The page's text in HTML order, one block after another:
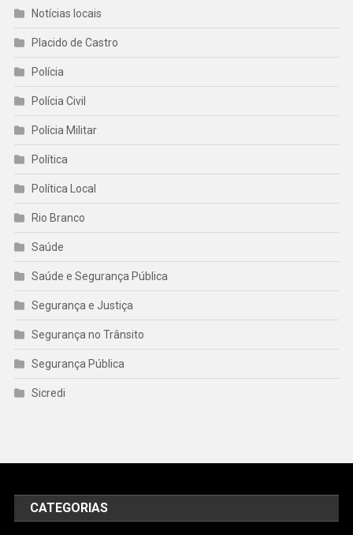
Notícias locais
Placido de Castro
Polícia
Polícia Civil
Polícia Militar
Política
Política Local
Rio Branco
Saúde
Saúde e Segurança Pública
Segurança e Justiça
Segurança no Trânsito
Segurança Pública
Sicredi
CATEGORIAS